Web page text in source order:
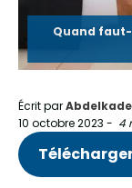
Quand
Écrit par
10 octobre 2023 - 4